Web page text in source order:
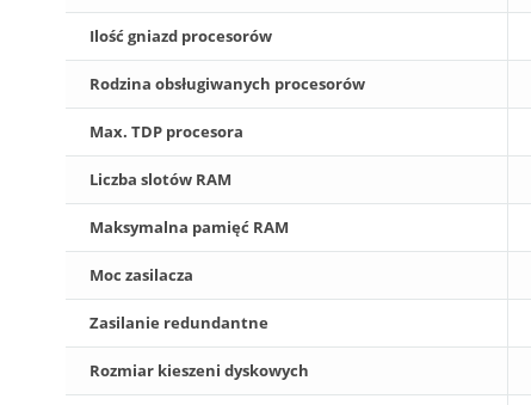
Ilość gniazd procesorów
Rodzina obsługiwanych procesorów
Max. TDP procesora
Liczba slotów RAM
Maksymalna pamięć RAM
Moc zasilacza
Zasilanie redundantne
Rozmiar kieszeni dyskowych